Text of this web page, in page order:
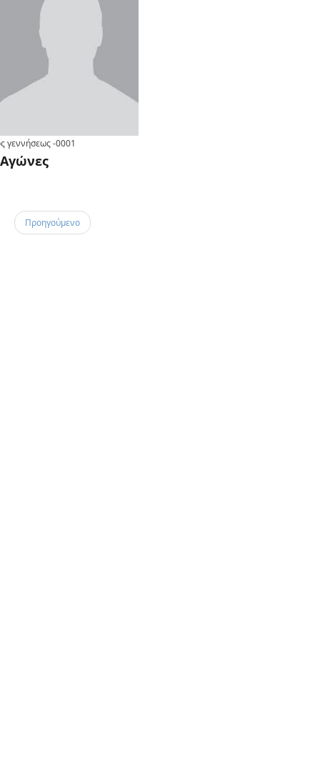
γεννήσεως-0001
Αγώνες
Προηγούμενο